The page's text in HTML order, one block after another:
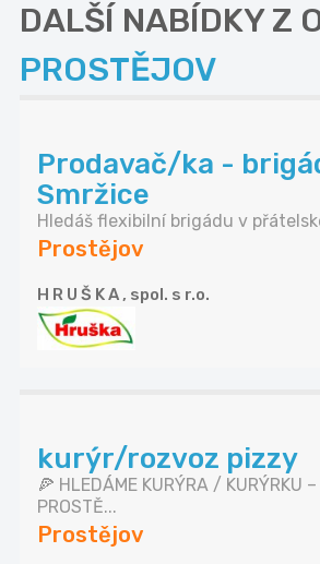
DALŠÍ NABÍDKY Z
PROSTĚJOV
Prodavač/ka -
Smržice
Hledáš flexibilní brigádu v
Prostějov
H R U Š K A , spol. s r.o.
kurýr/rozvoz pizzy
🍕 HLEDÁME KURÝRA / KURÝRKU
PROSTĚ...
Prostějov